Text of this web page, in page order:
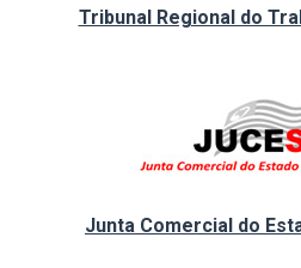
Tribunal Regional do
Junta Comercial do